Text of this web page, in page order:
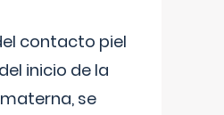
contacto piel
inicio de la
se